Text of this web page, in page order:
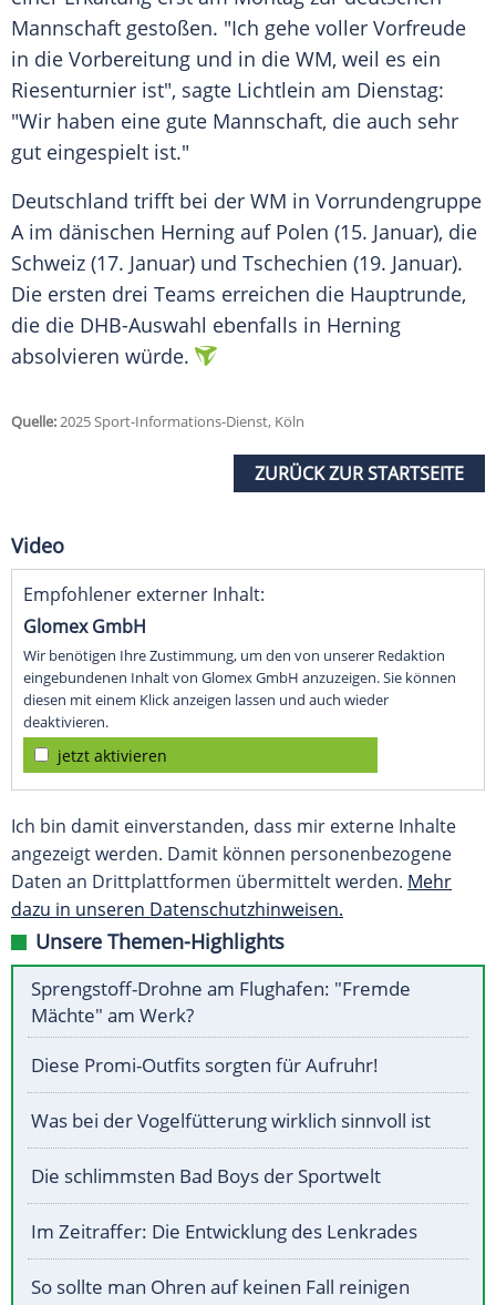
Mannschaft gestoßen. "Ich gehe voller Vorfreude
in die Vorbereitung und in die WM, weil es ein
Riesenturnier ist", sagte Lichtlein am Dienstag:
"Wir haben eine gute Mannschaft, die auch sehr
gut eingespielt ist."
Deutschland trifft bei der WM in Vorrundengruppe
A im dänischen Herning auf Polen (15. Januar), die
Schweiz (17. Januar) und Tschechien (19. Januar).
Die ersten drei Teams erreichen die Hauptrunde,
die die DHB-Auswahl ebenfalls in Herning
absolvieren würde.
Quelle:2025 Sport-Informations-Dienst, Köln
ZURÜCK ZUR STARTSEITE
Video
Empfohlener externer Inhalt:
Glomex GmbH
Wir benötigen Ihre Zustimmung, um den von unserer Redaktion
eingebundenen Inhalt von Glomex GmbH anzuzeigen. Sie können
diesen mit einem Klick anzeigen lassen und auch wieder
deaktivieren.
jetzt aktivieren
Ich bin damit einverstanden, dass mir externe Inhalte
angezeigt werden. Damit können personenbezogene
Daten an Drittplattformen übermittelt werden. Mehr
dazu in unseren Datenschutzhinweisen.
Unsere Themen-Highlights
Sprengstoff-Drohne am Flughafen: "Fremde
Mächte" am Werk?
Diese Promi-Outfits sorgten für Aufruhr!
Was bei der Vogelfütterung wirklich sinnvoll ist
Die schlimmsten Bad Boys der Sportwelt
Im Zeitraffer: Die Entwicklung des Lenkrades
So sollte man Ohren auf keinen Fall reinigen